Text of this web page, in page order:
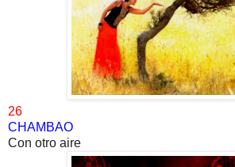
26
CHAMBAO
Con otro aire